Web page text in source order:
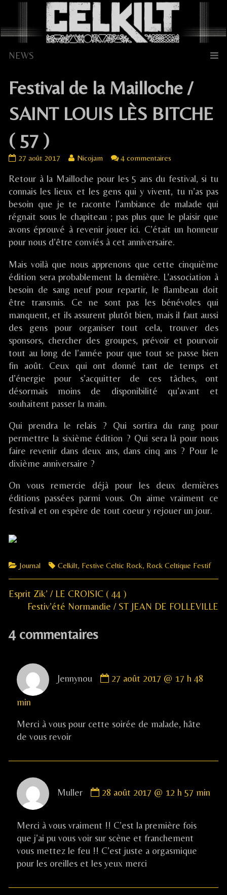
content
Festival de la Mailloche /
SAINT LOUIS LÈS BITCHE
( 57 )
Festival
la
Mailloche
LOUIS
LÈS
BITCHE
57
)
published
on
27 août 2017
Read
posts
by
of
Festival
de
Mailloche
/
SAINT
LOUIS
LÈS
BITCHE
57
),
Nicojam 4 commentaires
de
Mailloche
SAINT
LOUIS
LÈS
(
57
Retour à la Mailloche pour les 5 ans du festival, si tu
connais les lieux et les gens qui y vivent, tu n’as pas
besoin que je te raconte l’ambiance de malade qui
régnait sous le chapiteau ; pas plus que le plaisir que
avons éprouvé à revenir jouer ici. C’était un honneur
pour nous d’être conviés à cet anniversaire.
Mais voilà que nous apprenons que cette cinquième
édition sera probablement la dernière. L’association à
besoin de sang neuf pour repartir, le flambeau doit
être transmis. Ce ne sont pas les bénévoles qui
manquent, et ils assurent plutôt bien, mais il faut aussi
des gens pour organiser tout cela, trouver des
sponsors, chercher des groupes, prévoir et pourvoir
tout au long de l’année pour que tout se passe bien
fin août. Ceux qui ont donné tant de temps et
d’énergie pour s’acquitter de ces tâches, ont
désormais moins de disponibilité qu’avant et
souhaitent passer la main.
Qui prendra le relais ? Qui sortira du rang pour
permettre la sixième édition ? Qui sera là pour nous
faire revenir dans deux ans, dans cinq ans ? Pour le
dixième anniversaire ?
On vous remercie déjà pour les deux dernières
éditions passées parmi vous. On aime vraiment ce
festival et on espère de tout coeur y rejouer un jour.
Categories
Journal Tags
Celkilt, Festive Celtic Rock, Rock Celtique Festif
Navigation
l’article
Previous
Esprit Zik’ / LE CROISIC ( 44 )
Next
Festiv’été Normandie / ST JEAN DE FOLLEVILLE
4 commentaires
Jennynou
by
27 août 2017 @ 17 h 48
min
Merci à vous pour cette soirée de malade, hâte
de vous revoir
Muller
by
published
on
28 août 2017 @ 12 h 57 min
Merci à vous vraiment !! C’est la première fois
que j’ai pu vous voir sur scène et franchement
vous mettez le feu !! C’est juste a orgasmique
pour les oreilles et les yeux merci